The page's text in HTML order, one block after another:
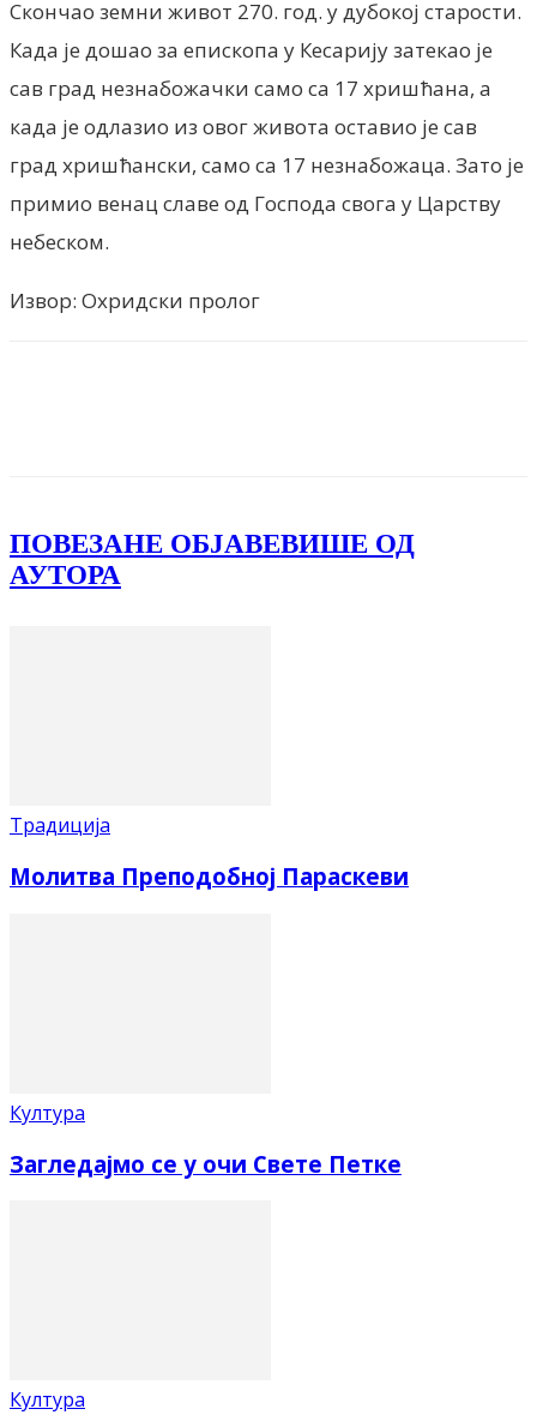
Скончао земни живот 270. год. у дубокој старости.
Када је дошао за епископа у Кесарију затекао је
сав град незнабожачки само са 17 хришћана, а
када је одлазио из овог живота оставио је сав
град хришћански, само са 17 незнабожаца. Зато је
примио венац славе од Господа свога у Царству
небеском.
Извор: Охридски пролог
ПОВЕЗАНЕ ОБЈАВЕВИШЕ ОД
АУТОРА
Традиција
Молитва Преподобној Параскеви
Култура
Загледајмо се у очи Свете Петке
Култура